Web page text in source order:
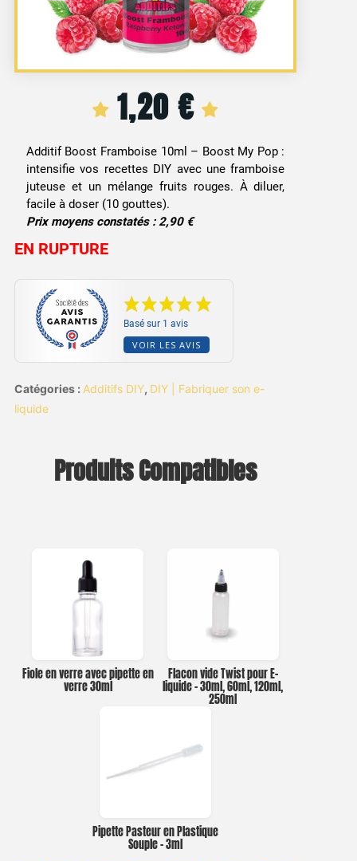
1,20 €
Additif Boost Framboise 10ml – Boost My Pop :
intensifie vos recettes DIY avec une framboise
juteuse et un mélange fruits rouges. À diluer,
facile à doser (10 gouttes).
Prix moyens constatés : 2,90 €
EN RUPTURE
Basé sur 1 avis
VOIR LES AVIS
Catégories : Additifs DIY, DIY | Fabriquer son e-
liquide
Produits Compatibles
Fiole en verre avec pipette en
verre 30ml
Flacon vide Twist pour E-
liquide – 30ml, 60ml, 120ml,
250ml
Pipette Pasteur en Plastique
Souple – 3ml